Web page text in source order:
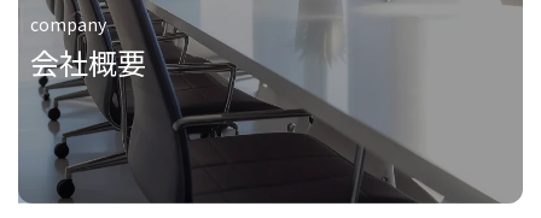
company
会社概要